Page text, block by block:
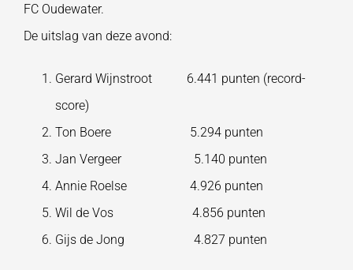
FC Oudewater.
De uitslag van deze avond:
Gerard Wijnstroot 6.441 punten (record-
score)
Ton Boere 5.294 punten
Jan Vergeer 5.140 punten
Annie Roelse 4.926 punten
Wil de Vos 4.856 punten
Gijs de Jong 4.827 punten